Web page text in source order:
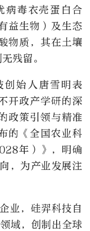
病毒衣壳蛋白合
益生物）及生态
物质，其在土壤
残留。
创始人唐雪明表
开政产学研的深
政策引领与精准
的《全国农业科
年）》，明确
，为产业发展注
业，硅羿科技自
域，创制出全球